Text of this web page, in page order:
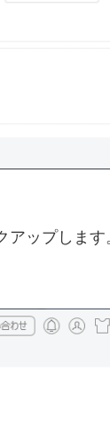
アップしま